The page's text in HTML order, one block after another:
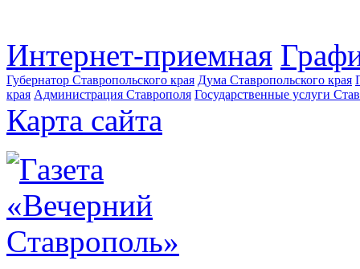
Интернет-приемная
Губернатор Ставропольского края Дума Ставропольского края
края Администрация Ставрополя Государственные услуги
Карта сайта